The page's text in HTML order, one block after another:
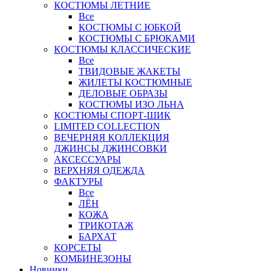
КОСТЮМЫ ЛЕТНИЕ
Все
КОСТЮМЫ С ЮБКОЙ
КОСТЮМЫ С БРЮКАМИ
КОСТЮМЫ КЛАССИЧЕСКИЕ
Все
ТВИДОВЫЕ ЖАКЕТЫ
ЖИЛЕТЫ КОСТЮМНЫЕ
ДЕЛОВЫЕ ОБРАЗЫ
КОСТЮМЫ ИЗО ЛЬНА
КОСТЮМЫ СПОРТ-ШИК
LIMITED COLLECTION
ВЕЧЕРНЯЯ КОЛЛЕКЦИЯ
ДЖИНСЫ ДЖИНСОВКИ
АКСЕССУАРЫ
ВЕРХНЯЯ ОДЕЖДА
ФАКТУРЫ
Все
ЛЁН
КОЖА
ТРИКОТАЖ
БАРХАТ
КОРСЕТЫ
КОМБИНЕЗОНЫ